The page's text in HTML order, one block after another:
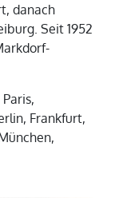
danach
Seit 1952
Frankfurt,